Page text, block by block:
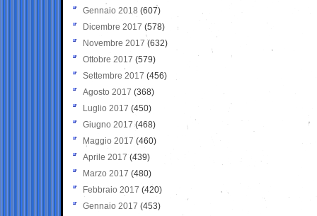
Gennaio 2018 (607)
Dicembre 2017 (578)
Novembre 2017 (632)
Ottobre 2017 (579)
Settembre 2017 (456)
Agosto 2017 (368)
Luglio 2017 (450)
Giugno 2017 (468)
Maggio 2017 (460)
Aprile 2017 (439)
Marzo 2017 (480)
Febbraio 2017 (420)
Gennaio 2017 (453)